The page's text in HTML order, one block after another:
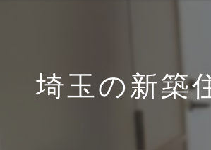
店舗のカビ取り
埼玉の新築